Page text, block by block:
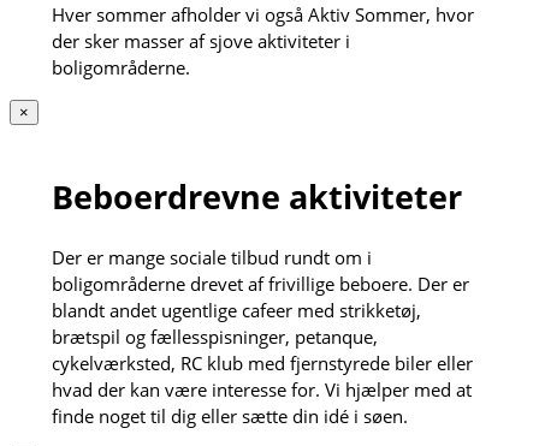
Hver sommer afholder vi også Aktiv Sommer, hvor
der sker masser af sjove aktiviteter i
boligområderne.
×
Beboerdrevne aktiviteter
Der er mange sociale tilbud rundt om i
boligområderne drevet af frivillige beboere. Der er
blandt andet ugentlige cafeer med strikketøj,
brætspil og fællesspisninger, petanque,
cykelværksted, RC klub med fjernstyrede biler eller
hvad der kan være interesse for. Vi hjælper med at
finde noget til dig eller sætte din idé i søen.